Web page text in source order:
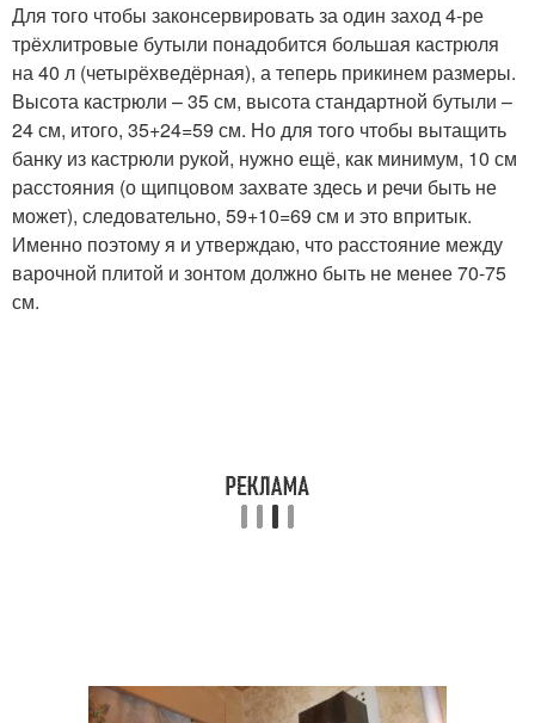
Для того чтобы законсервировать за один заход 4-ре
трёхлитровые бутыли понадобится большая кастрюля
на 40 л (четырёхведёрная), а теперь прикинем размеры.
Высота кастрюли – 35 см, высота стандартной бутыли –
24 см, итого, 35+24=59 см. Но для того чтобы вытащить
банку из кастрюли рукой, нужно ещё, как минимум, 10 см
расстояния (о щипцовом захвате здесь и речи быть не
может), следовательно, 59+10=69 см и это впритык.
Именно поэтому я и утверждаю, что расстояние между
варочной плитой и зонтом должно быть не менее 70-75
см.